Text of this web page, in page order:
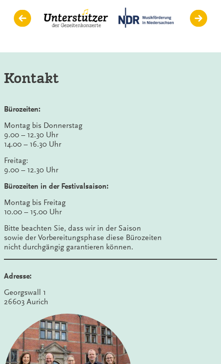
Kontakt
Bürozeiten:
Montag bis Donnerstag
9.00 – 12.30 Uhr
14.00 – 16.30 Uhr
Freitag:
9.00 – 12.30 Uhr
Bürozeiten in der Festivalsaison:
Montag bis Freitag
10.00 – 15.00 Uhr
Bitte beachten Sie, dass wir in der Saison
sowie der Vorbereitungsphase diese Bürozeiten
nicht durchgängig garantieren können.
Adresse:
Georgswall 1
26603 Aurich